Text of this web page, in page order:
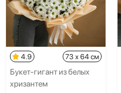
4.9 73 x 64 см
Букет-гигант из белых
хризантем